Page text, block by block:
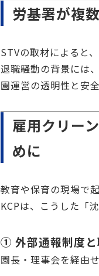
労基署が複
STVの取材によると
退職騒動の背景には
園運営の透明性と安
雇用クリー
めに
教育や保育の現場で
KCPは、こうした「
① 外部通報制度と
園長・理事会を経由